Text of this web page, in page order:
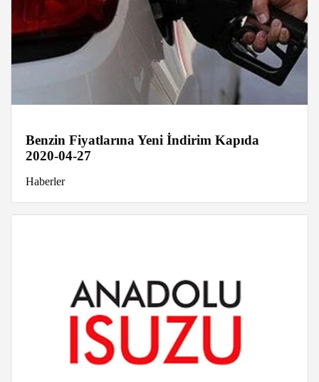
Benzin Fiyatlarına Yeni İndirim Kapıda
2020-04-27
Haberler